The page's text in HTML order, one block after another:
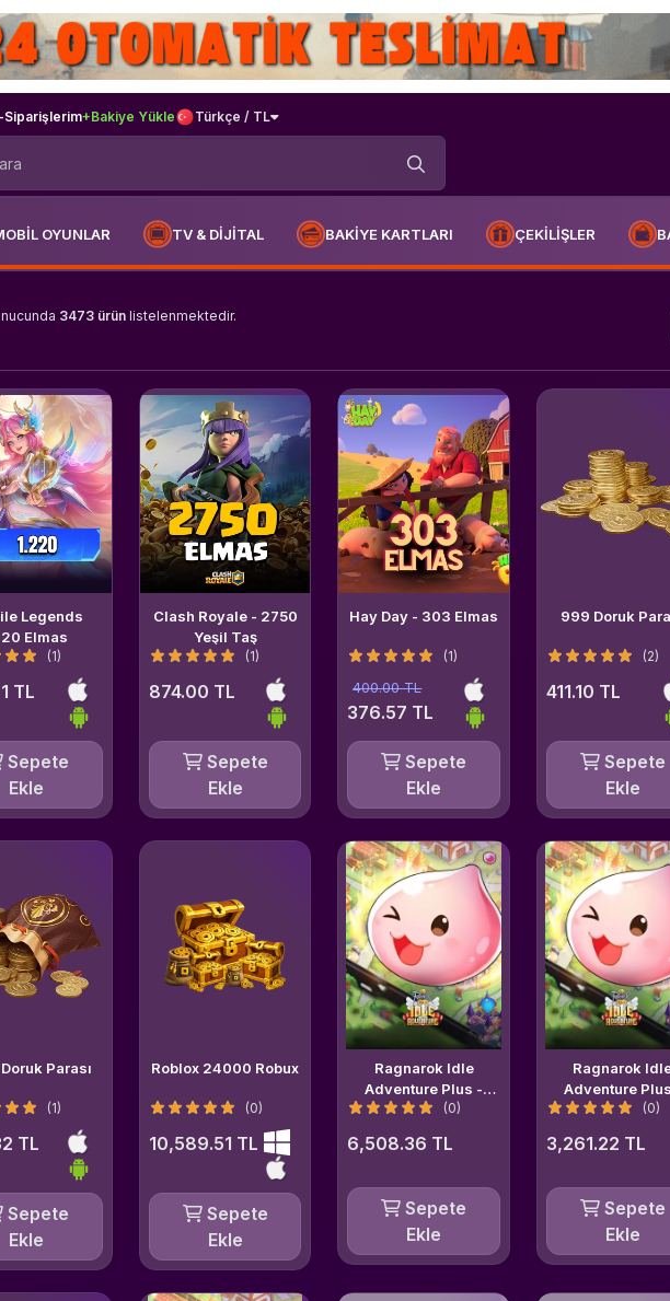
-Siparişlerim+Bakiye Yükle Türkçe / TL
OYUNLAR TV & DİJİTAL BAKİYE KARTLARI ÇEKİLİŞLER
3473 ürünlistelenmektedir.
Legends
Elmas
(1)
TL
Sepete
Ekle
Clash Royale - 2750
Yeşil Taş
(1)
874.00 TL
Sepete
Ekle
Hay Day - 303 Elmas
(1)
400.00 TL
376.57 TL
Sepete
Ekle
999 Doruk
(2)
411.10 TL
Sepete
Ekle
Parası
(1)
TL
Sepete
Ekle
Roblox 24000 Robux
(0)
10,589.51 TL
Sepete
Ekle
Ragnarok Idle
Adventure Plus -
9999 + 1500 Voucher
(0)
6,508.36 TL
Sepete
Ekle
Ragnarok
Adventure
4999 + 650
(0)
3,261.22 TL
Sepete
Ekle